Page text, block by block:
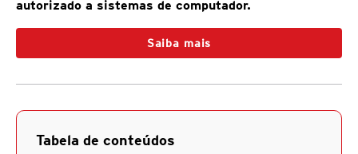
autorizado a sistemas de computador.
Saiba mais
Tabela de conteúdos